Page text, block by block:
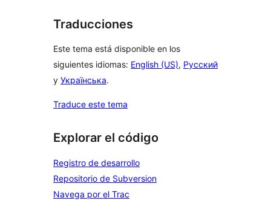
Traducciones
Este tema está disponible en los
siguientes idiomas: English (US), Русский
y Українська.
Traduce este tema
Explorar el código
Registro de desarrollo
Repositorio de Subversion
Navega por el Trac